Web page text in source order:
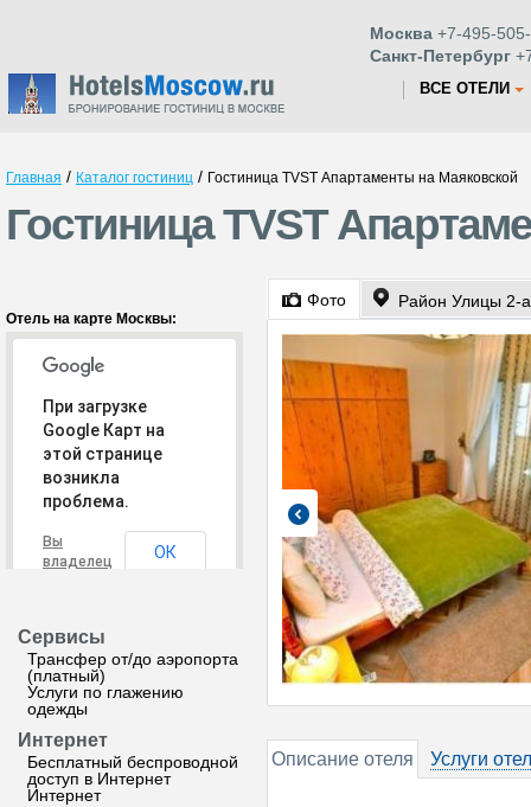
Москва +7-495-
Санкт-Петербург
ВСЕ ОТЕЛИ
Главная / Каталог гостиниц / Гостиница TVST Апартаменты на Маяковской
Гостиница TVST
Отель на карте Москвы:
При загрузке
Google Карт на
этой странице
возникла
проблема.
Вы
владелец
ОК
Сервисы
Трансфер от/до аэропорта
(платный)
Услуги по глажению
одежды
Интернет
Бесплатный беспроводной
доступ в Интернет
Интернет
Фото Район Улицы 2-
Описание отеля Услуги